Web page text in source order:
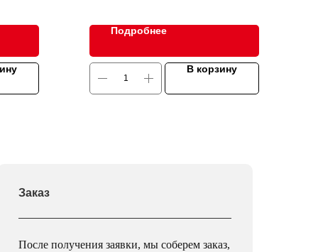
Подробнее
В корзину
Заказ
После получения заявки, мы соберем заказ,